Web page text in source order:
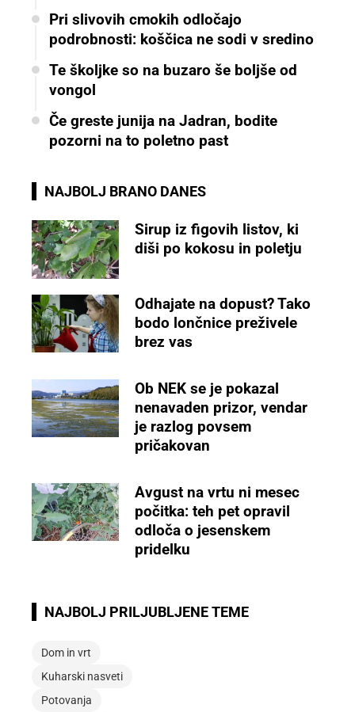
Pri slivovih cmokih odločajo
podrobnosti: koščica ne sodi v sredino
Te školjke so na buzaro še boljše od
vongol
Če greste junija na Jadran, bodite
pozorni na to poletno past
NAJBOLJ BRANO DANES
Sirup iz figovih listov, ki
diši po kokosu in poletju
Odhajate na dopust? Tako
bodo lončnice preživele
brez vas
Ob NEK se je pokazal
nenavaden prizor, vendar
je razlog povsem
pričakovan
Avgust na vrtu ni mesec
počitka: teh pet opravil
odloča o jesenskem
pridelku
NAJBOLJ PRILJUBLJENE TEME
Dom in vrt
Kuharski nasveti
Potovanja